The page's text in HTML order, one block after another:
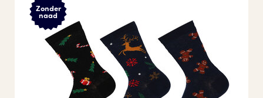
Zonder
naad